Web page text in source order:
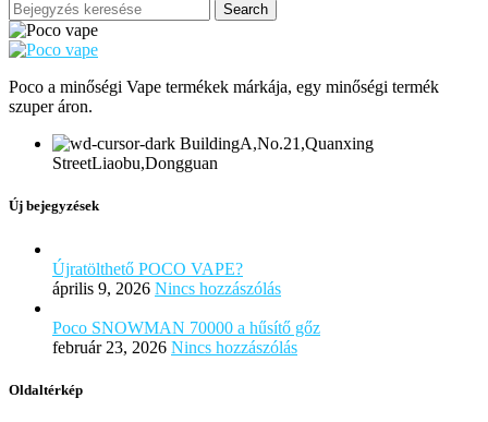
Search
Poco a minőségi Vape termékek márkája, egy minőségi termék
szuper áron.
BuildingA,No.21,Quanxing
StreetLiaobu,Dongguan
Új bejegyzések
Újratölthető POCO VAPE?
április 9, 2026 Nincs hozzászólás
Poco SNOWMAN 70000 a hűsítő gőz
február 23, 2026 Nincs hozzászólás
Oldaltérkép